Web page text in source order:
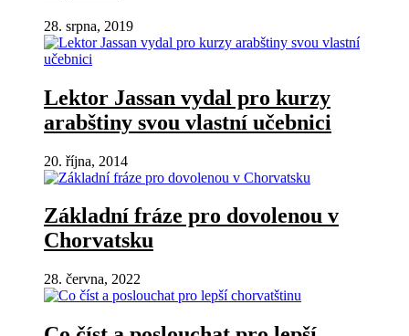
28. srpna, 2019
Lektor Jassan vydal pro kurzy
arabštiny svou vlastní učebnici
20. října, 2014
Základní fráze pro dovolenou v
Chorvatsku
28. června, 2022